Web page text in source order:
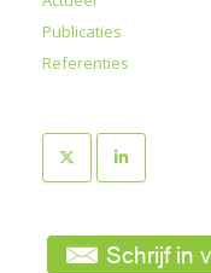
Publicaties
Referenties